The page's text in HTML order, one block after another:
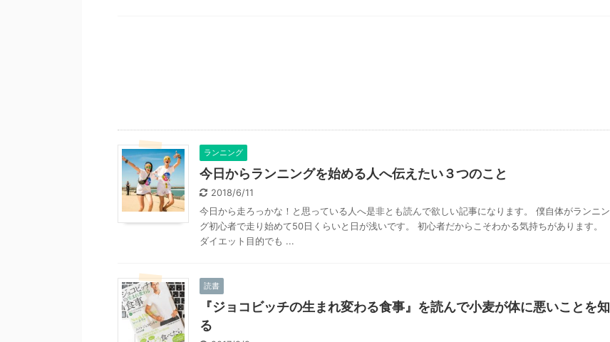
ランニング
今日からランニングを始める人へ伝えたい３つのこと
2018/6/11
今日から走ろっかな！と思っている人へ是非とも読んで欲しい記事になります。 僕自体がランニン
グ初心者で走り始めて50日くらいと日が浅いです。 初心者だからこそわかる気持ちがあります。
ダイエット目的でも ...
読書
『ジョコビッチの生まれ変わる食事』を読んで小麦が体に悪いことを知
る